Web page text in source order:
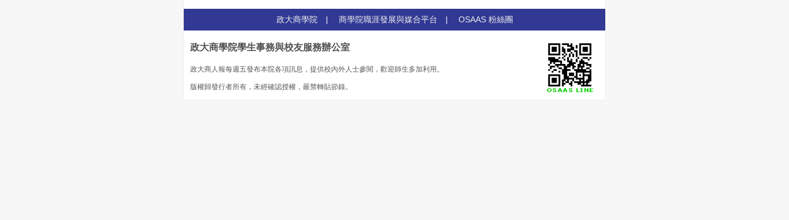
政大商學院 | 商學院職涯發展與媒合平台 | OSAAS 粉絲團
政大商學院學生事務與校友服務辦公室
政大商人報每週五發布本院各項訊息，提供校內外人士參閱，歡迎師生多加利用。
版權歸發行者所有，未經確認授權，嚴禁轉貼節錄。